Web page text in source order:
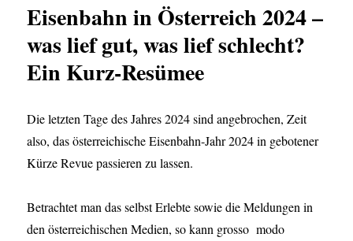
Eisenbahn in Österreich 2024 –
was lief gut, was lief schlecht?
Ein Kurz-Resümee
Die letzten Tage des Jahres 2024 sind angebrochen, Zeit
also, das österreichische Eisenbahn-Jahr 2024 in gebotener
Kürze Revue passieren zu lassen.
Betrachtet man das selbst Erlebte sowie die Meldungen in
den österreichischen Medien, so kann grosso modo